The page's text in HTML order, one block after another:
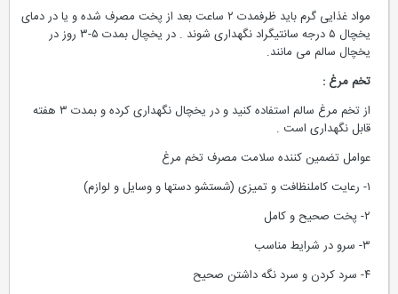
مواد غذایی گرم باید ظرفمدت ۲ ساعت بعد از پخت مصرف شده و یا در دمای
یخچال ۵ درجه سانتیگراد نگهداری شوند . در یخچال بمدت ۵-۳ روز در
یخچال سالم می مانند.
تخم مرغ :
از تخم مرغ سالم استفاده كنید و در یخچال نگهداری كرده و بمدت ۳ هفته
قابل نگهداری است .
عوامل تضمین كننده سلامت مصرف تخم مرغ